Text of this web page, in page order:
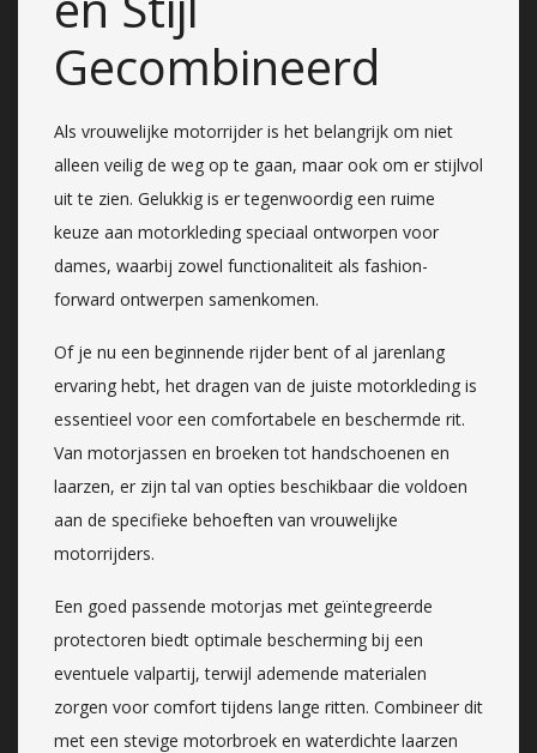
Gecombineerd
Als vrouwelijke motorrijder is het belangrijk om niet
alleen veilig de weg op te gaan, maar ook om er stijlvol
uit te zien. Gelukkig is er tegenwoordig een ruime
keuze aan motorkleding speciaal ontworpen voor
dames, waarbij zowel functionaliteit als fashion-
forward ontwerpen samenkomen.
Of je nu een beginnende rijder bent of al jarenlang
ervaring hebt, het dragen van de juiste motorkleding is
essentieel voor een comfortabele en beschermde rit.
Van motorjassen en broeken tot handschoenen en
laarzen, er zijn tal van opties beschikbaar die voldoen
aan de specifieke behoeften van vrouwelijke
motorrijders.
Een goed passende motorjas met geïntegreerde
protectoren biedt optimale bescherming bij een
eventuele valpartij, terwijl ademende materialen
zorgen voor comfort tijdens lange ritten. Combineer dit
met een stevige motorbroek en waterdichte laarzen